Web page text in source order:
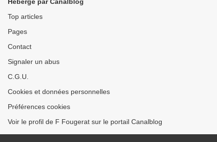
Top articles
Pages
Contact
Signaler un abus
C.G.U.
Cookies et données personnelles
Préférences cookies
Voir le profil de F Fougerat sur le portail Canalblog